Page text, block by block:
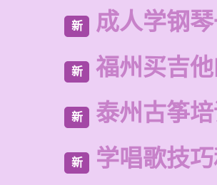
新 成人学钢
新 福州买吉
新 泰州古筝
新 学唱歌技